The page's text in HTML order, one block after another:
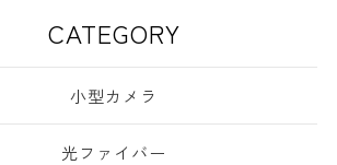
CATEGORY
小型カメラ
光ファイバー